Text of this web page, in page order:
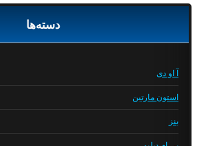
دسته‌ها
آ او دی
استون مارتین
بنز